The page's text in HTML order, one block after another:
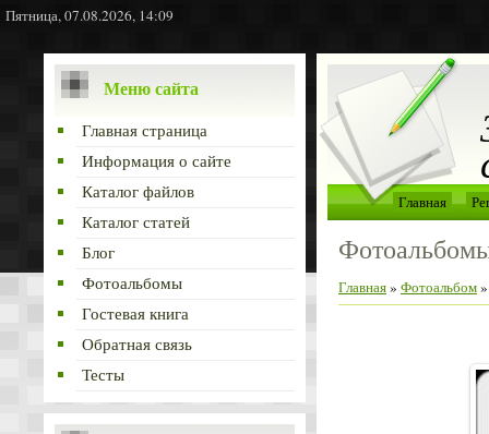
Пятница, 07.08.2026, 14:09
Меню сайта
Главная страница
Информация о сайте
Каталог файлов
Каталог статей
Блог
Фотоальбомы
Гостевая книга
Обратная связь
Тесты
Главная
Главная» Фотоальбом